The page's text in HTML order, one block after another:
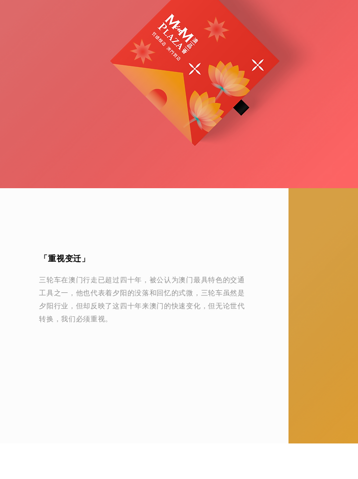
「重视变迁」
三轮车在澳门行走已超过四十年，被公认为澳门最具特色的交通
工具之一，他也代表着夕阳的没落和回忆的式微，三轮车虽然是
夕阳行业，但却反映了这四十年来澳门的快速变化，但无论世代
转换，我们必须重视。